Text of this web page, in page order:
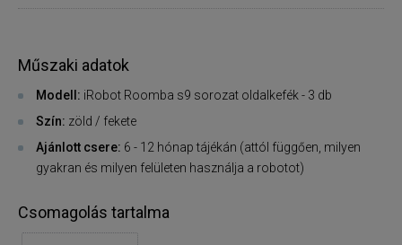
Műszaki adatok
Modell: iRobot Roomba s9 sorozat oldalkefék - 3 db
Szín: zöld / fekete
Ajánlott csere: 6 - 12 hónap tájékán (attól függően, milyen
gyakran és milyen felületen használja a robotot)
Csomagolás tartalma